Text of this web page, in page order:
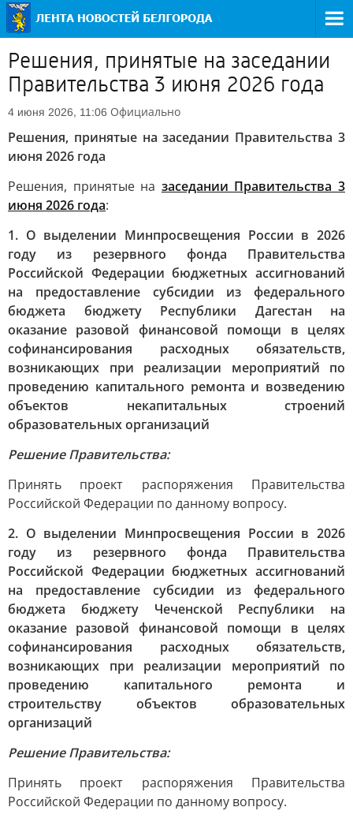
Решения, принятые на заседании
Правительства 3 июня 2026 года
4 июня 2026, 11:06 Официально
Решения, принятые на заседании Правительства 3
июня 2026 года
Решения, принятые на заседании Правительства 3
июня 2026 года:
1. О выделении Минпросвещения России в 2026
году из резервного фонда Правительства
Российской Федерации бюджетных ассигнований
на предоставление субсидии из федерального
бюджета бюджету Республики Дагестан на
оказание разовой финансовой помощи в целях
софинансирования расходных обязательств,
возникающих при реализации мероприятий по
проведению капитального ремонта и возведению
объектов некапитальных строений
образовательных организаций
Решение Правительства:
Принять проект распоряжения Правительства
Российской Федерации по данному вопросу.
2. О выделении Минпросвещения России в 2026
году из резервного фонда Правительства
Российской Федерации бюджетных ассигнований
на предоставление субсидии из федерального
бюджета бюджету Чеченской Республики на
оказание разовой финансовой помощи в целях
софинансирования расходных обязательств,
возникающих при реализации мероприятий по
проведению капитального ремонта и
строительству объектов образовательных
организаций
Решение Правительства:
Принять проект распоряжения Правительства
Российской Федерации по данному вопросу.